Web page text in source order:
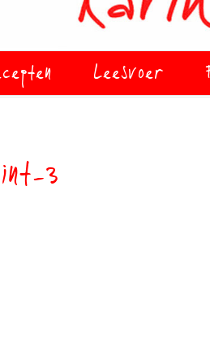
Leesvoer
3